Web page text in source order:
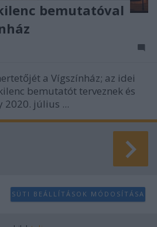
bemutatóval
a Vígszínház; az idei
bemutatót terveznek és
2020. július ...
SÜTI BEÁLLÍTÁSOK MÓDOSÍTÁSA